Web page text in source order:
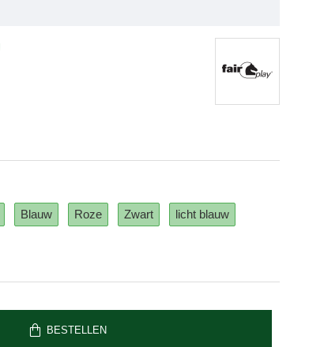
Blauw Roze Zwart licht blauw
BESTELLEN